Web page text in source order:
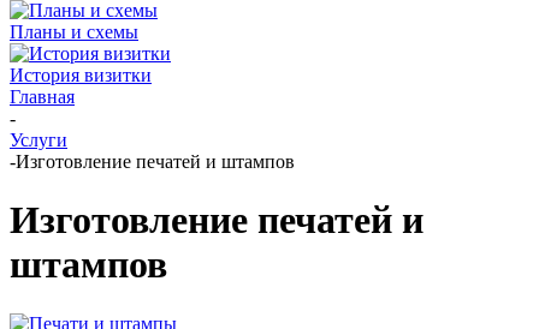
Планы и схемы
История визитки
Главная
-
Услуги
-Изготовление печатей и штампов
Изготовление печатей и
штампов